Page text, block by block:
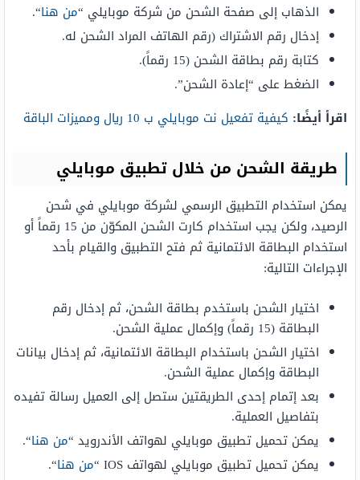
الذهاب إلى صفحة الشحن من شركة موبايلي “من هنا“.
إدخال رقم الاشتراك (رقم الهاتف المراد الشحن له.
كتابة رقم بطاقة الشحن (15 رقماً).
الضغط على “إعادة الشحن”.
اقرأ أيضًا: كيفية تفعيل نت موبايلي ب 10 ريال ومميزات الباقة
طريقة الشحن من خلال تطبيق موبايلي
يمكن استخدام التطبيق الرسمي لشركة موبايلي في شحن
الرصيد، ولكن يجب استخدام كارت الشحن المكوّن من 15 رقماً أو
استخدام البطاقة الائتمانية ثم فتح التطبيق والقيام بأحد
الإجراءات التالية:
اختيار الشحن باستخدم بطاقة الشحن، ثم إدخال رقم
البطاقة (15 رقماً) وإكمال عملية الشحن.
اختيار الشحن باستخدام البطاقة الائتمانية، ثم إدخال بيانات
البطاقة وإكمال عملية الشحن.
بعد إتمام إحدى الطريقتين ستصل إلى العميل رسالة تفيده
بتفاصيل العملية.
يمكن تحميل تطبيق موبايلي لهواتف الأندرويد “من هنا“.
يمكن تحميل تطبيق موبايلي لهواتف IOS “
من هنا“.